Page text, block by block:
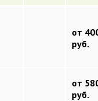
от
руб.
от
руб.